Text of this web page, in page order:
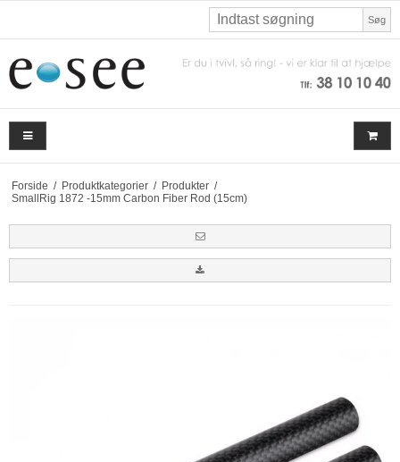
Søg
Forside / Produktkategorier / Produkter /
SmallRig 1872 -15mm Carbon Fiber Rod (15cm)